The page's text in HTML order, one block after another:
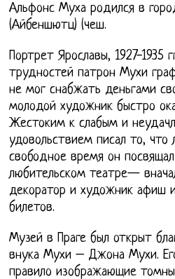
Альфонс Муха родился в
(Айбеншютц) (чеш.
Портрет Ярославы, 1927-1935
трудностей патрон Мухи
не мог снабжать деньгами
молодой художник быстро
Жестоким к слабым и
удовольствием писал то, что
свободное время он
любительском театре—
декоратор и художник афиш
билетов.
Музей в Праге был открыт
внука Мухи – Джона Мухи.
правило изображающие